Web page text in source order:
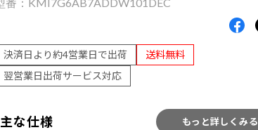
決済日より約4営業日で出荷
送料無料
翌営業日出荷サービス対応
主な仕様 もっと詳しくみる